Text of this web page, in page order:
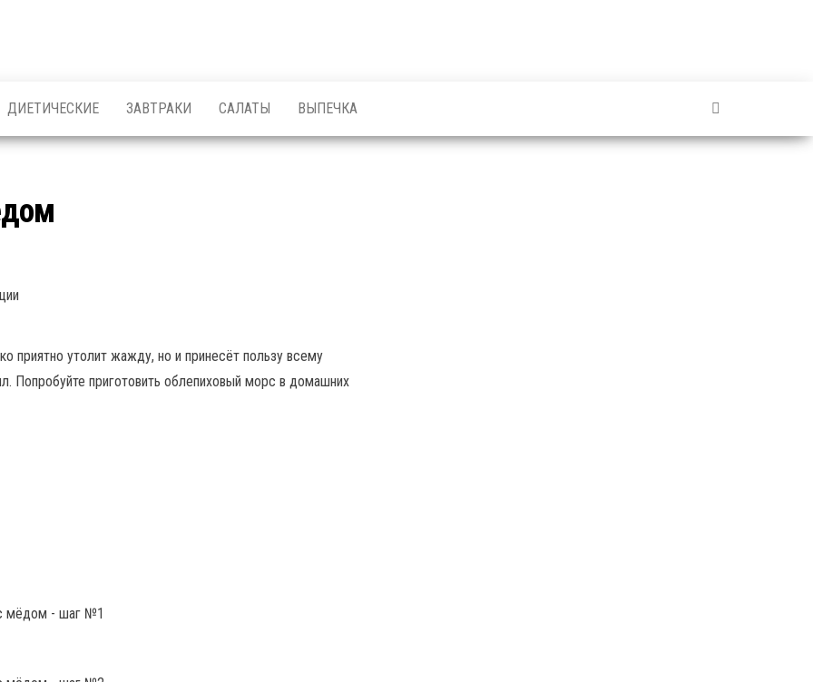
ДИЕТИЧЕСКИЕ ЗАВТРАКИ САЛАТЫ ВЫПЕЧКА
приятно утолит жажду, но и принесёт пользу всему
Попробуйте приготовить облепиховый морс в домашних